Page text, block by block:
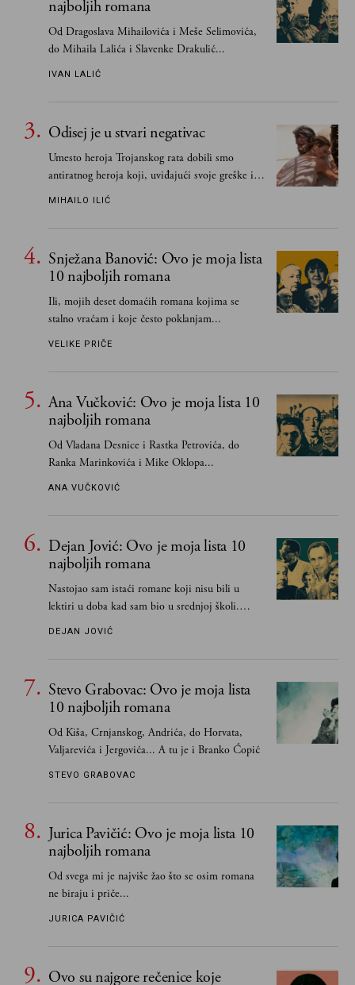
najboljih romana
Od Dragoslava Mihailovića i Meše Selimovića,
do Mihaila Lalića i Slavenke Drakulić...
IVAN LALIĆ
Odisej je u stvari negativac
Umesto heroja Trojanskog rata dobili smo
antiratnog heroja koji, uviđajući svoje greške i
učeći na njima, shvata da postoje stvari koje su
MIHAILO ILIĆ
Snježana Banović: Ovo je moja lista
10 najboljih romana
Ili, mojih deset domaćih romana kojima se
stalno vraćam i koje često poklanjam...
VELIKE PRIČE
Ana Vučković: Ovo je moja lista 10
najboljih romana
Od Vladana Desnice i Rastka Petrovića, do
Ranka Marinkovića i Mike Oklopa...
ANA VUČKOVIĆ
Dejan Jović: Ovo je moja lista 10
najboljih romana
Nastojao sam istaći romane koji nisu bili u
lektiri u doba kad sam bio u srednjoj školi.
Smatrao sam da su "klasici" već dovoljno
DEJAN JOVIĆ
Stevo Grabovac: Ovo je moja lista
10 najboljih romana
Od Kiša, Crnjanskog, Andrića, do Horvata,
Valjarevića i Jergovića... A tu je i Branko Ćopić
STEVO GRABOVAC
Jurica Pavičić: Ovo je moja lista 10
najboljih romana
Od svega mi je najviše žao što se osim romana
ne biraju i priče...
JURICA PAVIČIĆ
Ovo su najgore rečenice koje